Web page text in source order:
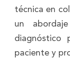
técnica en
un
diagnóstico
paciente y